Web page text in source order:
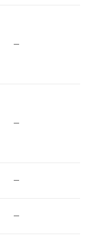
—
—
—
—